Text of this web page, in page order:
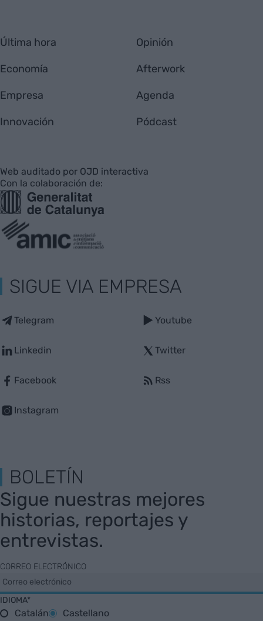
Última hora
Economía
Empresa
Innovación
Opinión
Afterwork
Agenda
Pódcast
Web auditado por OJD interactiva
Con la colaboración de:
SIGUE VIA EMPRESA
Telegram
Linkedin
Facebook
Instagram
Youtube
Twitter
Rss
BOLETÍN
Sigue nuestras mejores
historias, reportajes y
entrevistas.
CORREO ELECTRÓNICO
IDIOMA*
Catalán Castellano